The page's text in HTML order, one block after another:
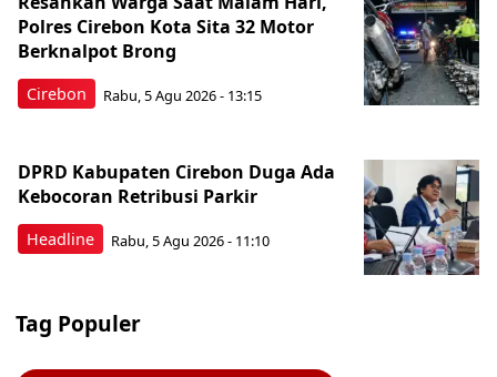
Cirebon
Polres Cirebon Kota Sita 32 Motor
Berknalpot Brong
Rabu, 5 Agu 2026 - 13:15
Headline
DPRD Kabupaten Cirebon Duga Ada
Kebocoran Retribusi Parkir
Rabu, 5 Agu 2026 - 11:10
Tag Populer